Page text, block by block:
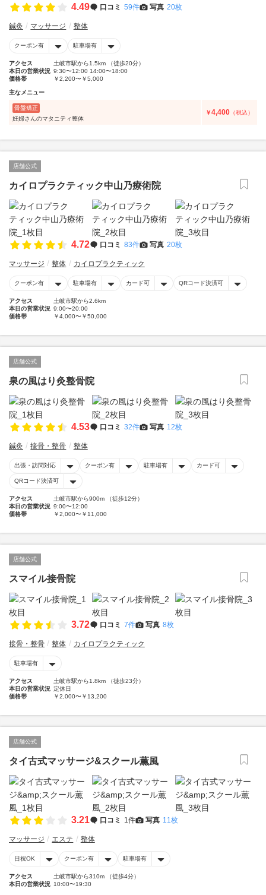
4.49 口コミ 59件 写真 20枚
鍼灸 マッサージ 整体
クーポン有 駐車場有
アクセス
土岐市駅から1.5km （徒歩20分）
本日の営業状況 9:30〜12:00 14:00〜18:00
価格帯
￥2,200〜￥5,000
主なメニュー
骨盤矯正
妊婦さんのマタニティ整体
￥4,400 （税込）
店舗公式
カイロプラクティック中山乃療術院
4.72 口コミ 83件 写真 20枚
マッサージ 整体 カイロプラクティック
クーポン有 駐車場有 カード可 QRコード決済可
アクセス
土岐市駅から2.6km
本日の営業状況 9:00〜20:00
価格帯
￥4,000〜￥50,000
店舗公式
泉の風はり灸整骨院
4.53 口コミ 32件 写真 12枚
鍼灸 接骨・整骨 整体
出張・訪問対応 クーポン有 駐車場有 カード可
QRコード決済可
アクセス
土岐市駅から900m （徒歩12分）
本日の営業状況 9:00〜12:00
価格帯
￥2,000〜￥11,000
店舗公式
スマイル接骨院
3.72 口コミ 7件 写真 8枚
接骨・整骨 整体 カイロプラクティック
駐車場有
アクセス
土岐市駅から1.8km （徒歩23分）
本日の営業状況 定休日
価格帯
￥2,000〜￥13,200
店舗公式
タイ古式マッサージ&スクール薫風
3.21 口コミ 1件 写真 11枚
マッサージ エステ 整体
日祝OK クーポン有 駐車場有
アクセス
土岐市駅から310m （徒歩4分）
本日の営業状況 10:00〜19:30